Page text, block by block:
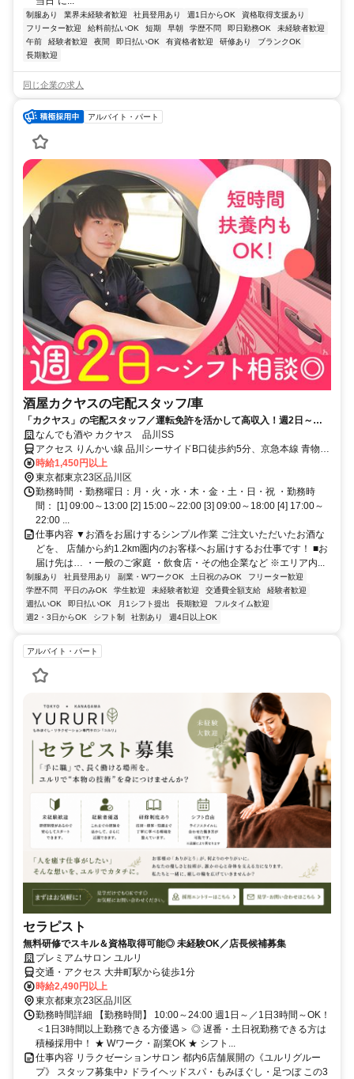
制服あり 業界未経験者歓迎 社員登用あり 週1日からOK
資格取得支援あり
フリーター歓迎
給料前払いOK 短期 早朝 学歴不問 即日勤務OK
未経験者歓迎
午前
経験者歓迎 夜間 即日払いOK 有資格者歓迎 研修あり
ブランクOK
長期歓迎
同じ企業の求人
アルバイト・パート
酒屋カクヤスの宅配スタッフ/車
「カクヤス」の宅配スタッフ／運転免許を活かして高収入！週2日～、
シフト自由◎
なんでも酒や カクヤス 品川SS
アクセス りんかい線 品川シーサイドB口徒歩約5分、京急本線 青物横
丁徒歩約6分、京急本線 鮫洲徒歩約9分 最寄駅：青物横丁（京急本
線）（約10分） ※マイカー（車・バイク）通勤不可
時給1,450円以上
東京都東京23区品川区
勤務時間 ・勤務曜日：月・火・水・木・金・土・日・祝 ・勤務時
間： [1] 09:00～13:00 [2] 15:00～22:00 [3] 09:00～18:00 [4] 17:00～
22:00 ...
仕事内容 ▼お酒をお届けするシンプル作業 ご注文いただいたお酒な
どを、 店舗から約1.2km圏内のお客様へお届けするお仕事です！ ■お
届け先は… ・一般のご家庭 ・飲食店・その他企業など ※エリア内...
制服あり 社員登用あり 副業・WワークOK 土日祝のみOK
フリーター歓迎
学歴不問
平日のみOK 学生歓迎 未経験者歓迎 交通費全額支給
経験者歓迎
週払いOK
即日払いOK 月1シフト提出 長期歓迎
フルタイム歓迎
週2・3日からOK
シフト制 社割あり 週4日以上OK
アルバイト・パート
セラピスト
無料研修でスキル＆資格取得可能◎ 未経験OK／店長候補募集
プレミアムサロン ユルリ
交通・アクセス 大井町駅から徒歩1分
時給2,490円以上
東京都東京23区品川区
勤務時間詳細 【勤務時間】 10:00～24:00 週1日～／1日3時間～OK！
＜1日3時間以上勤務できる方優遇＞ ◎ 遅番・土日祝勤務できる方は
積極採用中！ ★ Wワーク・副業OK ★ シフト...
仕事内容 リラクゼーションサロン 都内6店舗展開の《ユルリグルー
プ》 スタッフ募集中♪ ドライヘッドスパ・もみほぐし・足つぼ この3